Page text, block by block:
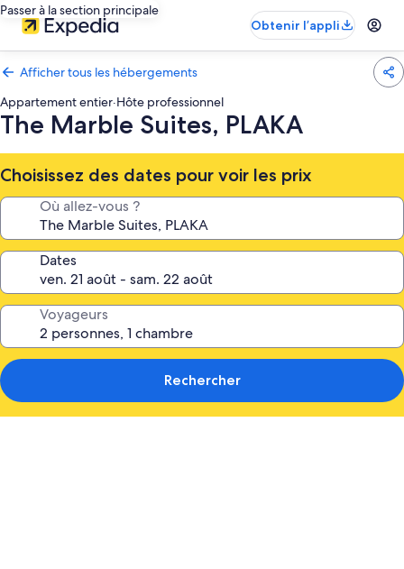
Passer à la section principale
Obtenir l’appli
Afficher tous les hébergements
Appartement entier·Hôte professionnel
The Marble Suites, PLAKA
Choisissez des dates pour voir les prix
Où allez-vous ?
Dates
Voyageurs
Rechercher